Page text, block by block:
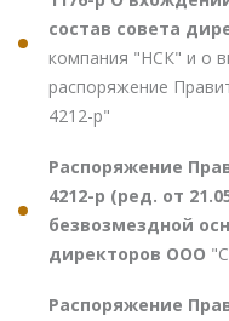
состав совета
компания "НСК" и о
распоряжение
4212-р"
Распоряжение
4212-р (ред. от
безвозмездной
директоров ООО
Распоряжение